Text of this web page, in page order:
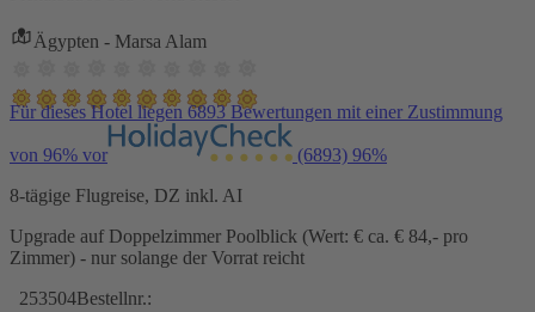
Ägypten - Marsa Alam
Für dieses Hotel liegen 6893 Bewertungen mit einer Zustimmung
von 96% vor (6893) 96%
8-tägige Flugreise, DZ inkl. AI
Upgrade auf Doppelzimmer Poolblick (Wert: € ca. € 84,- pro
Zimmer) - nur solange der Vorrat reicht
253504Bestellnr.: